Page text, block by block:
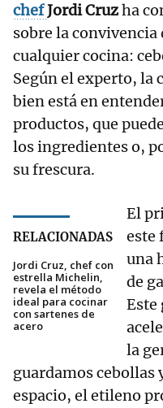
chefJordi Cruzha
sobre la convivencia
cualquier cocina:
Según el experto, la
bien está en
productos, que
los ingredientes o,
su frescura.
RELACIONADAS
Jordi Cruz, chef con
estrella Michelin,
revela el método
ideal para cocinar
con sartenes de
acero
El
este
una
de
Este
la
guardamos cebollas
espacio, el etileno